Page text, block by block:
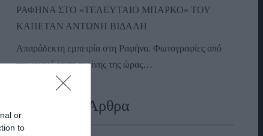
or
to
ΡΑΦΗΝΑ ΣΤΟ «ΤΕΛΕΥΤΑΙΟ ΜΠΑΡΚΟ» ΤΟΥ
ΚΑΠΕΤΑΝ ΑΝΤΩΝΗ ΒΙΔΑΛΗ
Απαράδεκτη εμπειρία στη Ραφήνα. Φωτογραφίες από
την αναχώρηση εκείνης της ώρας…
Πρόσφατα Άρθρα